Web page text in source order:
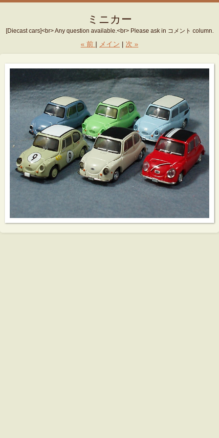
ミニカー
[Diecast cars]<br> Any question available.<br> Please ask in コメント column.
« 前 メイン 次 »